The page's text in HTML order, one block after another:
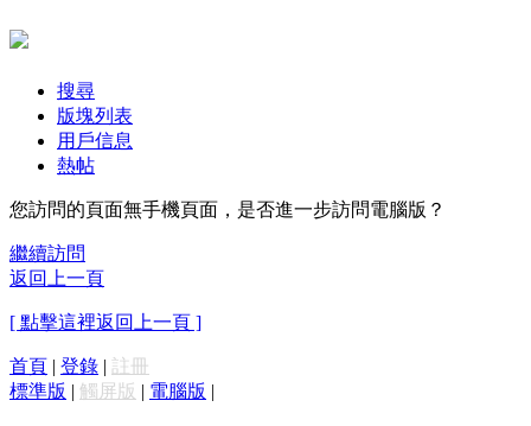
搜尋
版塊列表
用戶信息
熱帖
您訪問的頁面無手機頁面，是否進一步訪問電腦版？
繼續訪問
返回上一頁
[ 點擊這裡返回上一頁 ]
首頁 | 登錄 | 註冊
標準版 | 觸屏版 | 電腦版 |